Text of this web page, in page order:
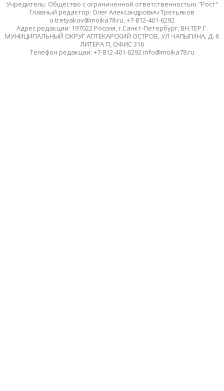
Учредитель: Общество с ограниченной ответственностью "Рост"
Главный редактор: Олег Александрович Третьяков
o.tretyakov@moika78.ru, +7-812-401-6292
Адрес редакции: 197022 Россия, г.Санкт-Петербург, ВН.ТЕР.Г.
МУНИЦИПАЛЬНЫЙ ОКРУГ АПТЕКАРСКИЙ ОСТРОВ, УЛ ЧАПЫГИНА, Д. 6
ЛИТЕРА П, ОФИС 316
Телефон редакции: +7-812-401-6292 info@moika78.ru